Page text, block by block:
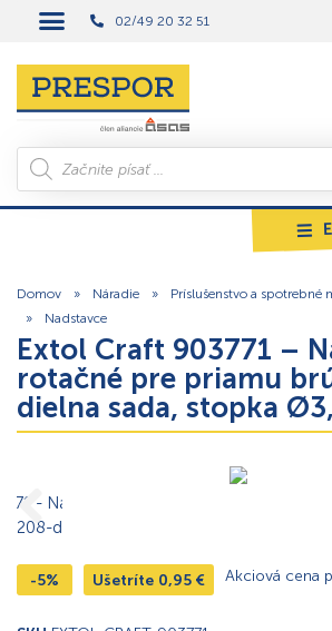
02/49 20 32 51
Domov » Náradie » Príslušenstvo a spotrebné
»
Nadstavce
Extol Craft 903771 –
rotačné pre priamu
dielna sada, stopka
-5% Ušetríte 0,95 € Akciová cena